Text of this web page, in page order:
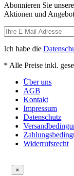
Abonnieren Sie
Aktionen und
Ich habe die
* Alle Preise inkl.
Über uns
AGB
Kontakt
Impressum
Datenschutz
Widerrufsrecht
×